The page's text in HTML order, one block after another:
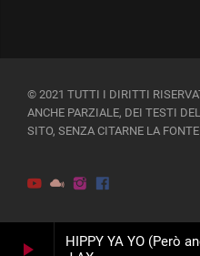
play_arrow
HIPPY YA YO (Però
© 2021 TUTTI I DIRITTI
ANCHE PARZIALE, DEI TESTI
SITO, SENZA CITARNE LA FONTE